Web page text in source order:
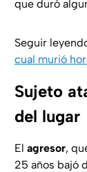
que duró
Seguir
cual murió
Sujeto
del lugar
El agresor,
25 años bajó